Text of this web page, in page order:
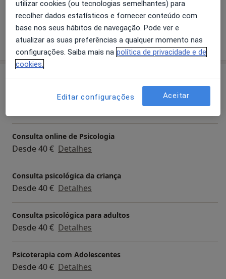
Crianças (Apenas em alguns endereços)
Mostrar mais detalhes
sobre a experiência
Primeira consulta Psicologia
Consulta online de Psicologia
Desde 40 € Detalhes
Consulta psicológica da criança
Desde 40 € Detalhes
Consulta psicológica para adultos
Desde 40 € Detalhes
Psicoterapia com Adolescentes
Desde 40 € Detalhes
utilizar cookies (ou tecnologias semelhantes) para
recolher dados estatísticos e fornecer conteúdo com
base nos seus hábitos de navegação. Pode ver e
atualizar as suas preferências a qualquer momento nas
configurações. Saiba mais na política de privacidade e de
cookies.
Editar configurações Aceitar